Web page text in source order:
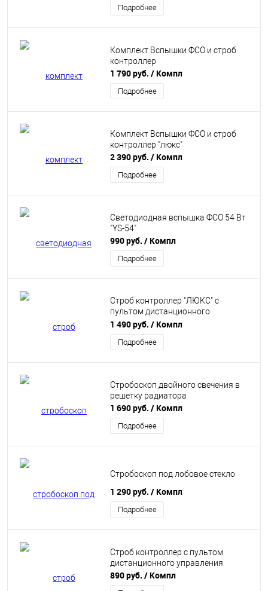
Подробнее
Комплект Вспышки ФСО и строб
контроллер
1 790 руб. / Компл
Подробнее
Комплект Вспышки ФСО и строб
контроллер "люкс"
2 390 руб. / Компл
Подробнее
Светодиодная вспышка ФСО 54 Вт
"YS-54"
990 руб. / Компл
Подробнее
Строб контроллер "ЛЮКС" с
пультом дистанционного
управления
1 490 руб. / Компл
Подробнее
Стробоскоп двойного свечения в
решетку радиатора
1 690 руб. / Компл
Подробнее
Стробоскоп под лобовое стекло
1 290 руб. / Компл
Подробнее
Строб контроллер с пультом
дистанционного управления
890 руб. / Компл